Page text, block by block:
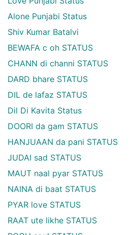
Alone Punjabi Status
Shiv Kumar Batalvi
BEWAFA c oh STATUS
CHANN di channi STATUS
DARD bhare STATUS
DIL de lafaz STATUS
Dil Di Kavita Status
DOORI da gam STATUS
HANJUAAN da pani STATUS
JUDAI sad STATUS
MAUT naal pyar STATUS
NAINA di baat STATUS
PYAR love STATUS
RAAT ute likhe STATUS